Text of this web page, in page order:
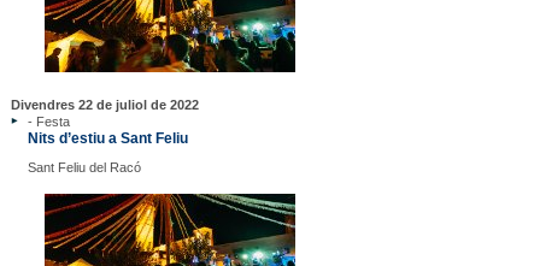
Divendres 22 de juliol de 2022
- Festa
Nits d’estiu a Sant Feliu
Sant Feliu del Racó